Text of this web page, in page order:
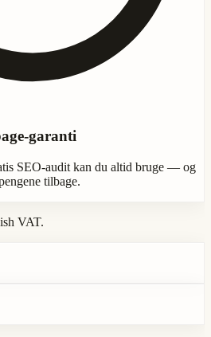
garanti
SEO-audit kan du altid bruge — og
tilbage.
VAT.